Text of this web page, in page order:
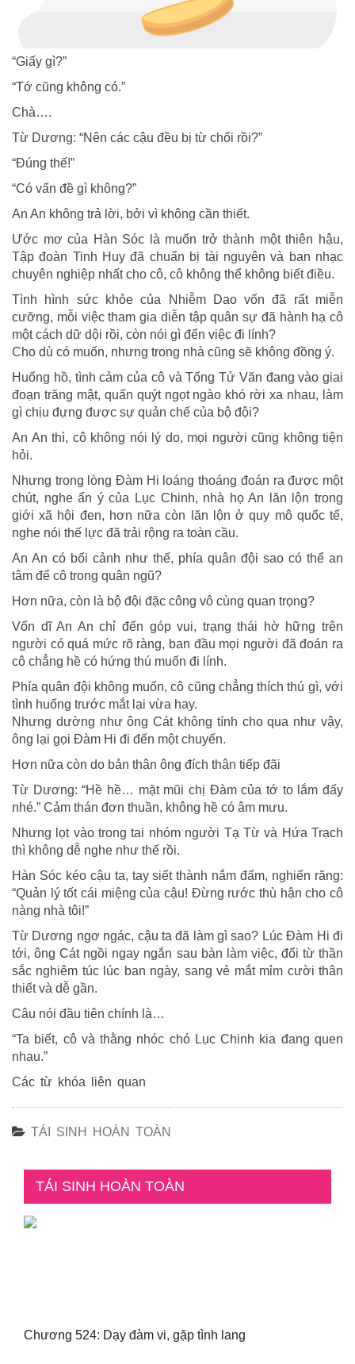
“Giấy gì?”
“Tớ cũng không có.”
Chà….
Từ Dương: “Nên các cậu đều bị từ chối rồi?”
“Đúng thế!”
“Có vấn đề gì không?”
An An không trả lời, bởi vì không cần thiết.
Ước mơ của Hàn Sóc là muốn trở thành một thiên hậu,
Tập đoàn Tinh Huy đã chuẩn bị tài nguyên và ban nhạc
chuyên nghiệp nhất cho cô, cô không thể không biết điều.
Tình hình sức khỏe của Nhiễm Dao vốn đã rất miễn
cưỡng, mỗi việc tham gia diễn tập quân sự đã hành hạ cô
một cách dữ dội rồi, còn nói gì đến việc đi lính?
Cho dù có muốn, nhưng trong nhà cũng sẽ không đồng ý.
Huống hồ, tình cảm của cô và Tống Tử Văn đang vào giai
đoạn trăng mật, quấn quýt ngọt ngào khó rời xa nhau, làm
gì chịu đựng được sự quản chế của bộ đội?
An An thì, cô không nói lý do, mọi người cũng không tiện
hỏi.
Nhưng trong lòng Đàm Hi loáng thoáng đoán ra được một
chút, nghe ẩn ý của Lục Chinh, nhà họ An lăn lộn trong
giới xã hội đen, hơn nữa còn lăn lộn ở quy mô quốc tế,
nghe nói thế lực đã trải rộng ra toàn cầu.
An An có bối cảnh như thế, phía quân đội sao có thể an
tâm để cô trong quân ngũ?
Hơn nữa, còn là bộ đội đặc công vô cùng quan trọng?
Vốn dĩ An An chỉ đến góp vui, trạng thái hờ hững trên
người có quá mức rõ ràng, ban đầu mọi người đã đoán ra
cô chẳng hề có hứng thú muốn đi lính.
Phía quân đội không muốn, cô cũng chẳng thích thú gì, với
tình huống trước mắt lại vừa hay.
Nhưng dường như ông Cát không tính cho qua như vậy,
ông lại gọi Đàm Hi đi đến một chuyến.
Hơn nữa còn do bản thân ông đích thân tiếp đãi
Từ Dương: “Hề hề… mặt mũi chị Đàm của tớ to lắm đấy
nhé.” Cảm thán đơn thuần, không hề có âm mưu.
Nhưng lọt vào trong tai nhóm người Tạ Từ và Hứa Trạch
thì không dễ nghe như thế rồi.
Hàn Sóc kéo cậu ta, tay siết thành nắm đấm, nghiến răng:
“Quản lý tốt cái miệng của cậu! Đừng rước thù hận cho cô
nàng nhà tôi!”
Từ Dương ngơ ngác, cậu ta đã làm gì sao? Lúc Đàm Hi đi
tới, ông Cát ngồi ngay ngắn sau bàn làm việc, đổi từ thần
sắc nghiêm túc lúc ban ngày, sang vẻ mắt mỉm cười thân
thiết và dễ gần.
Câu nói đầu tiên chính là…
“Ta biết, cô và thằng nhóc chó Lục Chinh kia đang quen
nhau.”
Các từ khóa liên quan
TÁI SINH HOÀN TOÀN
TÁI SINH HOÀN TOÀN
Chương 524: Dạy đàm vi, gặp tình lang